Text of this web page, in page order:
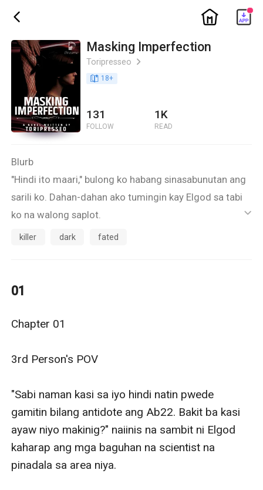
ic_back ic_home
Masking Imperfection
Toripresseo ic_arrow_right
book_age 18+
131
FOLLOW
1K
READ
Blurb
"Hindi ito maari," bulong ko habang sinasabunutan ang
sarili ko. Dahan-dahan ako tumingin kay Elgod sa tabi
ko na walong saplot.
Palihin akong nagdasal na panaginip lang iyon ngunit
sobrang sakit ng nasa gitnang bahagi ng katawan ko.
akong maalala. Napahawak ako sa mukha ko— para
walang benda ang mukha ko.
— nilingon si Elgod. Mahimbing pa din ang tulog nito
kaya mabilis akong bumaba sa kama.
Napangiwi ako at muntikan pa ako masubsob sa sahig.
Pilit akong tumayo at kinuha ang mga damit ko at
pumasok ng bathroom.
ic_default
killer dark fated
01
Chapter 01
3rd Person's POV
"Sabi naman kasi sa iyo hindi natin pwede
gamitin bilang antidote ang Ab22. Bakit ba kasi
ayaw niyo makinig?" naiinis na sambit ni Elgod
kaharap ang mga baguhan na scientist na
pinadala sa area niya.